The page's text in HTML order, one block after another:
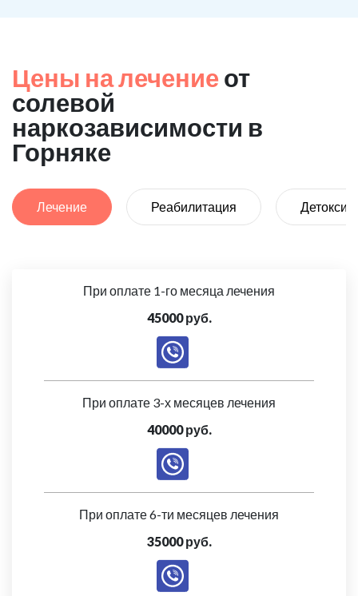
Цены на лечение от
солевой
наркозависимости в
Горняке
Лечение Реабилитация
При оплате 1-го месяца лечения
45000 руб.
При оплате 3-х месяцев лечения
40000 руб.
При оплате 6-ти месяцев лечения
35000 руб.